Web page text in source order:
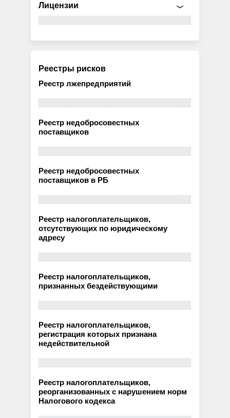
Лицензии
Реестры рисков
Реестр лжепредприятий
Реестр недобросовестных
поставщиков
Реестр недобросовестных
поставщиков в РБ
Реестр налогоплательщиков,
отсутствующих по юридическому
адресу
Реестр налогоплательщиков,
признанных бездействующими
Реестр налогоплательщиков,
регистрация которых признана
недействительной
Реестр налогоплательщиков,
реорганизованных с нарушением норм
Налогового кодекса